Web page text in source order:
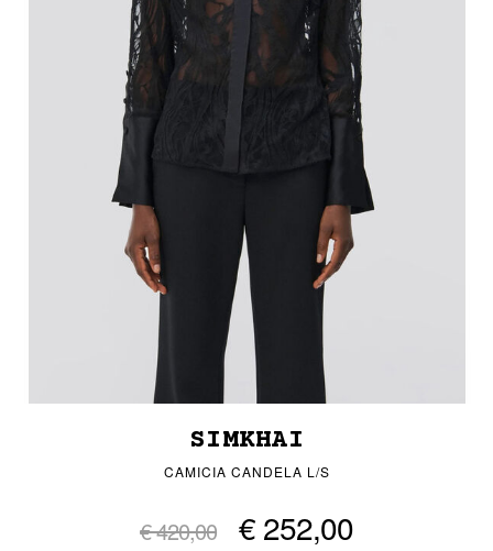
SIMKHAI
CAMICIA CANDELA L/S
€ 420,00 € 252,00